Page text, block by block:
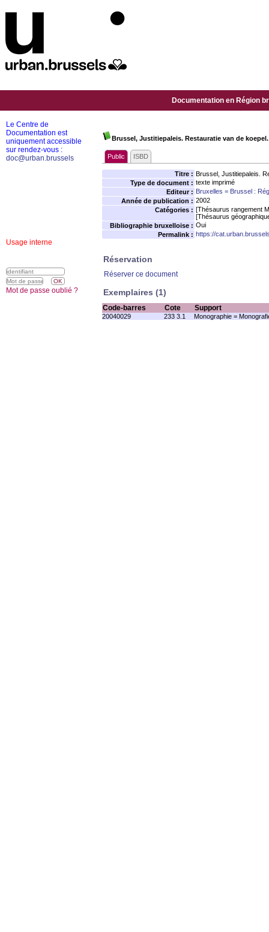
Documentation en Région
Brussel, Justitiepaleis. Restauratie van de
Public ISBD
Titre : Brussel, Justitiepaleis.
Type de document : texte imprimé
Editeur : Bruxelles = Brussel :
Année de publication : 2002
Catégories : [Thésaurus rangement
[Thésaurus
Bibliographie bruxelloise : Oui
Permalink : https://
Réservation
Réserver ce document
Exemplaires (1)
Code-barres Cote Support
20040029 233 3.1 Monographie =
Le Centre de
Documentation est
uniquement accessible
sur rendez-vous :
doc@urban.brussels
Usage interne
Mot de passe oublié ?